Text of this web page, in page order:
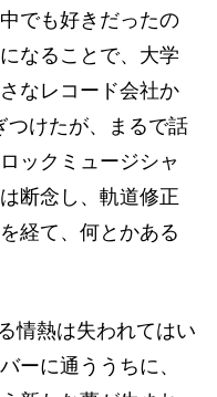
でも好きだったの
なることで、大学
なレコード会社か
つけたが、まるで話
ックミュージシャ
断念し、軌道修正
経て、何とかある
情熱は失われてはい
ーに通ううちに、